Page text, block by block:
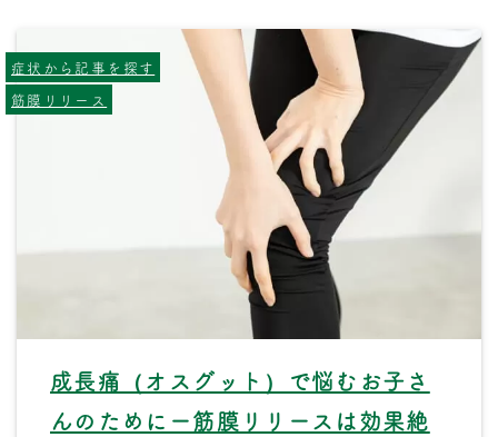
成長痛（オスグット）で悩むお子さ
んのためにー筋膜リリースは効果絶
症状から記事を探す
筋膜リリース